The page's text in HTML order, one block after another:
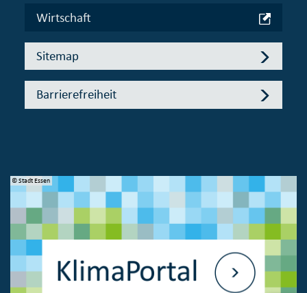
Wirtschaft
Sitemap
Barrierefreiheit
© Stadt Essen